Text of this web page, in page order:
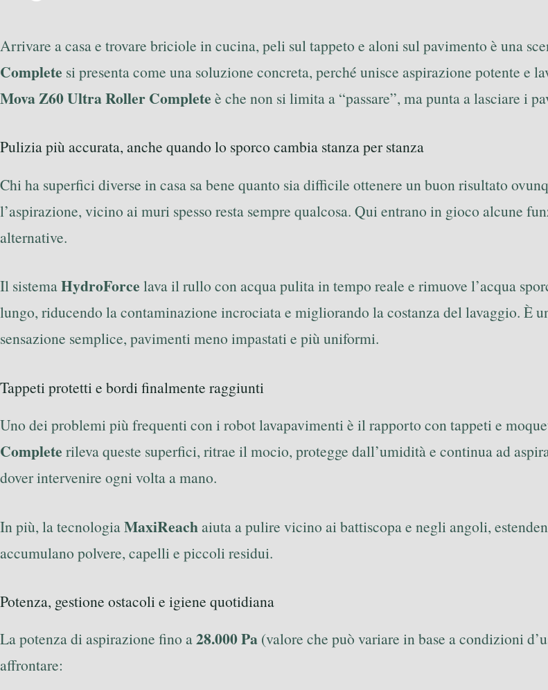
Arrivare a casa e trovare briciole in cucina, peli sul tappeto e aloni sul pavimento è una
Complete si presenta come una soluzione concreta, perché unisce aspirazione potente
Mova Z60 Ultra Roller Complete è che non si limita a “passare”, ma punta a lasciare i
Pulizia più accurata, anche quando lo sporco cambia stanza per stanza
Chi ha superfici diverse in casa sa bene quanto sia difficile ottenere un buon risultato
l’aspirazione, vicino ai muri spesso resta sempre qualcosa. Qui entrano in gioco alcune
alternative.
Il sistemaHydroForce lava il rullo con acqua pulita in tempo reale e rimuove l’acqua
lungo, riducendo la contaminazione incrociata e migliorando la costanza del lavaggio. È
sensazione semplice, pavimenti meno impastati e più uniformi.
Tappeti protetti e bordi finalmente raggiunti
Uno dei problemi più frequenti con i robot lavapavimenti è il rapporto con tappeti e
Complete rileva queste superfici, ritrae il mocio, protegge dall’umidità e continua ad
dover intervenire ogni volta a mano.
In più, la tecnologiaMaxiReachaiuta a pulire vicino ai battiscopa e negli angoli,
accumulano polvere, capelli e piccoli residui.
Potenza, gestione ostacoli e igiene quotidiana
La potenza di aspirazione fino a28.000 Pa (valore che può variare in base a condizioni
affrontare: